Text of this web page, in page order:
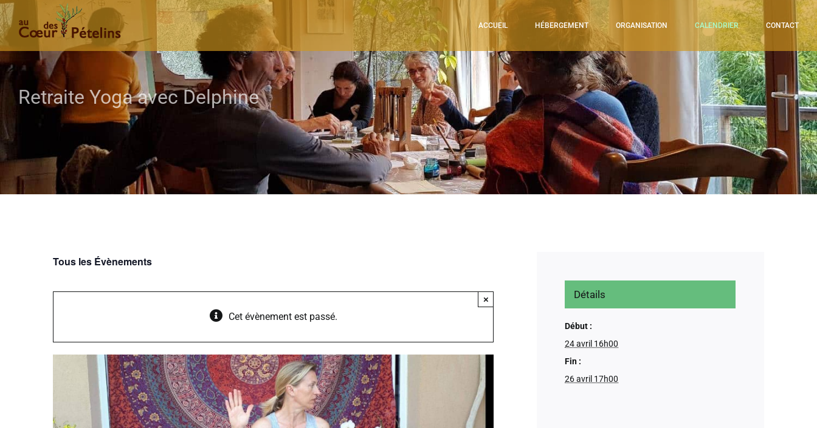
Passer
au
contenu
ACCUEIL HÉBERGEMENT ORGANISATION CALENDRIER CONTACT
Retraite Yoga avec Delphine
Tous les Évènements
Cet évènement est passé.
× Détails
Début :
24 avril 16h00
Fin :
26 avril 17h00